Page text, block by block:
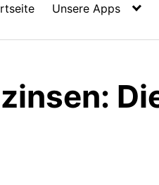
Unsere Apps